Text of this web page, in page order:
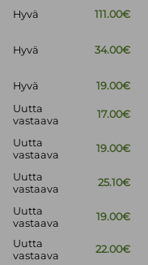
Hyvä
111.00€
Hyvä 34.00€
Hyvä
19.00€
Uutta
vastaava
17.00€
Uutta
vastaava
19.00€
Uutta
vastaava
25.10€
Uutta
vastaava
19.00€
Uutta
vastaava
22.00€